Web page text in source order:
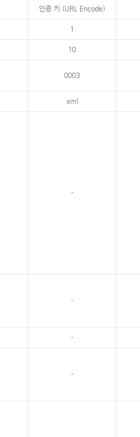
인증 키 (URL Encode)
1
10
0003
xml
-
-
-
-